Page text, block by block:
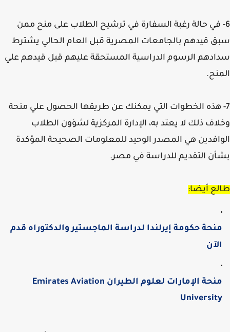
في حالة رغبة السفارة في ترشيح الطلاب على منح ممن
قيدهم بالجامعات المصرية قبل العام الحالي يشترط
الرسوم الدراسية المستحقة عليهم قبل قيدهم علي
هذه الخطوات التي يمكنك عن طريقها الحصول علي منحة
ذلك لا يعتد به، الإدارة المركزية لشؤون الطلاب
هي المصدر الوحيد للمعلومات الصحيحة المؤكدة
التقديم للدراسة في مصر.
أيضا:
حكومة إيرلندا لدراسة الماجستير والدكتوراه قدم
منحة الإمارات لعلوم الطيران Emirates Aviation